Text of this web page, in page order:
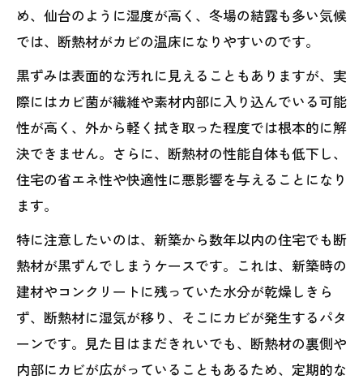
め、仙台のように湿度が高く、冬場の結露も多い気候
では、断熱材がカビの温床になりやすいのです。
黒ずみは表面的な汚れに見えることもありますが、実
際にはカビ菌が繊維や素材内部に入り込んでいる可能
性が高く、外から軽く拭き取った程度では根本的に解
決できません。さらに、断熱材の性能自体も低下し、
住宅の省エネ性や快適性に悪影響を与えることになり
ます。
特に注意したいのは、新築から数年以内の住宅でも断
熱材が黒ずんでしまうケースです。これは、新築時の
建材やコンクリートに残っていた水分が乾燥しきら
ず、断熱材に湿気が移り、そこにカビが発生するパタ
ーンです。見た目はまだきれいでも、断熱材の裏側や
内部にカビが広がっていることもあるため、定期的な